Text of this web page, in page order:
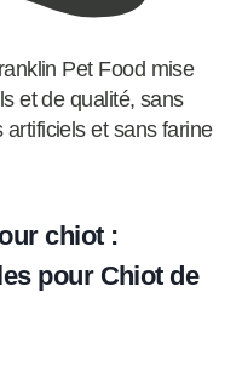
Pet Food mise
et de qualité, sans
et sans farine
chiot :
pour Chiot de